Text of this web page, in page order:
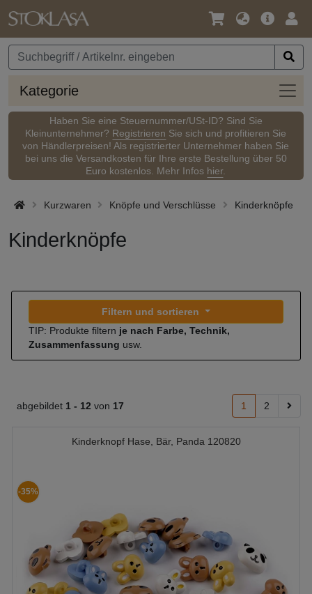
Sprache
Währung
Kategorie
Haben Sie eine Steuernummer/USt-ID? Sind Sie
Kleinunternehmer? Registrieren Sie sich und profitieren Sie
von Händlerpreisen! Als registrierter Unternehmer haben Sie
bei uns die Versandkosten für Ihre erste Bestellung über 50
Euro kostenlos. Mehr Infos hier.
Kurzwaren Knöpfe und Verschlüsse Kinderknöpfe
Kinderknöpfe
Filtern und sortieren
TIP: Produkte filtern je nach Farbe, Technik,
Zusammenfassung usw.
abgebildet 1 - 12 von 17 1 2
Kinderknopf Hase, Bär, Panda 120820
-35%